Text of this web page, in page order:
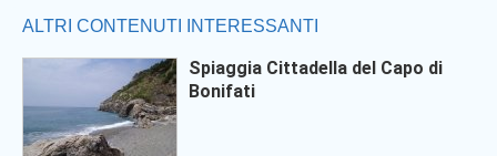
ALTRI CONTENUTI INTERESSANTI
Spiaggia Cittadella del Capo di
Bonifati